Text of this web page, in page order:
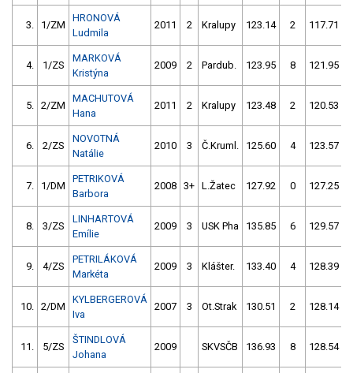
3. 1/ZM
HRONOVÁ
Ludmila
2011 2 Kralupy 123.14 2 117.71
4. 1/ZS
MARKOVÁ
Kristýna
2009 2 Pardub. 123.95 8 121.95
5. 2/ZM
MACHUTOVÁ
Hana
2011 2 Kralupy 123.48 2 120.53
6. 2/ZS
NOVOTNÁ
Natálie
2010 3 Č.Kruml. 125.60 4 123.57
7. 1/DM
PETRIKOVÁ
Barbora
2008 3+ L.Žatec 127.92 0 127.25
8. 3/ZS
LINHARTOVÁ
Emílie
2009 3 USK Pha 135.85 6 129.57
9. 4/ZS
PETRILÁKOVÁ
Markéta
2009 3 Klášter. 133.40 4 128.39
10. 2/DM
KYLBERGEROVÁ
Iva
2007 3 Ot.Strak 130.51 2 128.14
11. 5/ZS
ŠTINDLOVÁ
Johana
2009 SKVSČB 136.93 8 128.54